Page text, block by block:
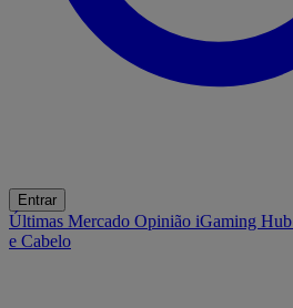
Entrar
Últimas Mercado Opinião iGaming Hub
e Cabelo